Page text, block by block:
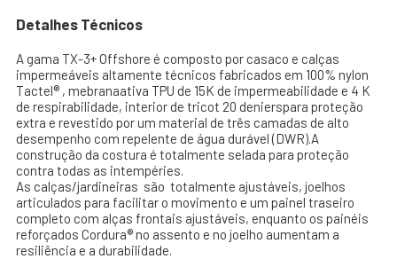
Detalhes Técnicos
A gama TX-3+ Offshore é composto por casaco e calças
impermeáveis altamente técnicos fabricados em 100% nylon
Tactel® , mebranaativa TPU de 15K de impermeabilidade e 4 K
de respirabilidade, interior de tricot 20 denierspara proteção
extra e revestido por um material de três camadas de alto
desempenho com repelente de água durável (DWR).A
construção da costura é totalmente selada para proteção
contra todas as intempéries.
As calças/jardineiras são totalmente ajustáveis, joelhos
articulados para facilitar o movimento e um painel traseiro
completo com alças frontais ajustáveis, enquanto os painéis
reforçados Cordura® no assento e no joelho aumentam a
resiliência e a durabilidade.